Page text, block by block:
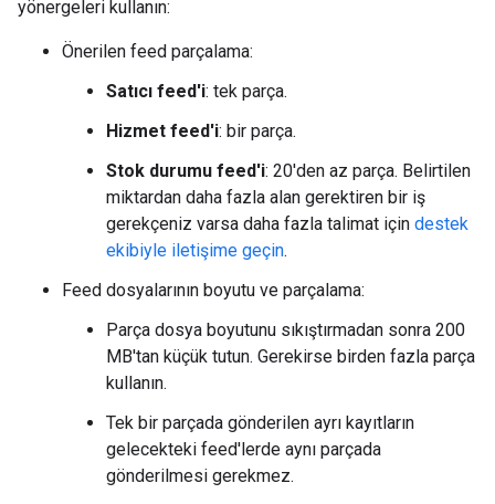
yönergeleri kullanın:
Önerilen feed parçalama:
Satıcı feed'i: tek parça.
Hizmet feed'i: bir parça.
Stok durumu feed'i: 20'den az parça. Belirtilen
miktardan daha fazla alan gerektiren bir iş
gerekçeniz varsa daha fazla talimat için destek
ekibiyle iletişime geçin.
Feed dosyalarının boyutu ve parçalama:
Parça dosya boyutunu sıkıştırmadan sonra 200
MB'tan küçük tutun. Gerekirse birden fazla parça
kullanın.
Tek bir parçada gönderilen ayrı kayıtların
gelecekteki feed'lerde aynı parçada
gönderilmesi gerekmez.